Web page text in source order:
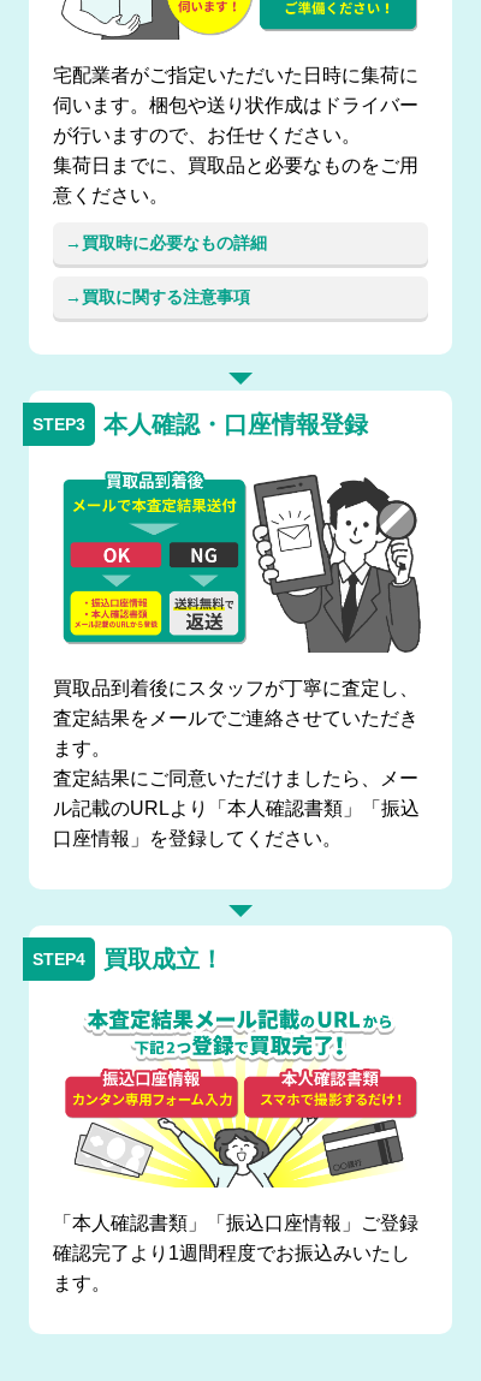
宅配業者がご指定いただいた日時に集荷に
伺います。梱包や送り状作成はドライバー
が行いますので、お任せください。
集荷日までに、買取品と必要なものをご用
意ください。
買取時に必要なもの詳細
買取に関する注意事項
本人確認・口座情報登録
買取品到着後にスタッフが丁寧に査定し、
査定結果をメールでご連絡させていただき
ます。
査定結果にご同意いただけましたら、メー
ル記載のURLより「本人確認書類」「振込
口座情報」を登録してください。
買取成立！
「本人確認書類」「振込口座情報」ご登録
確認完了より1週間程度でお振込みいたし
ます。